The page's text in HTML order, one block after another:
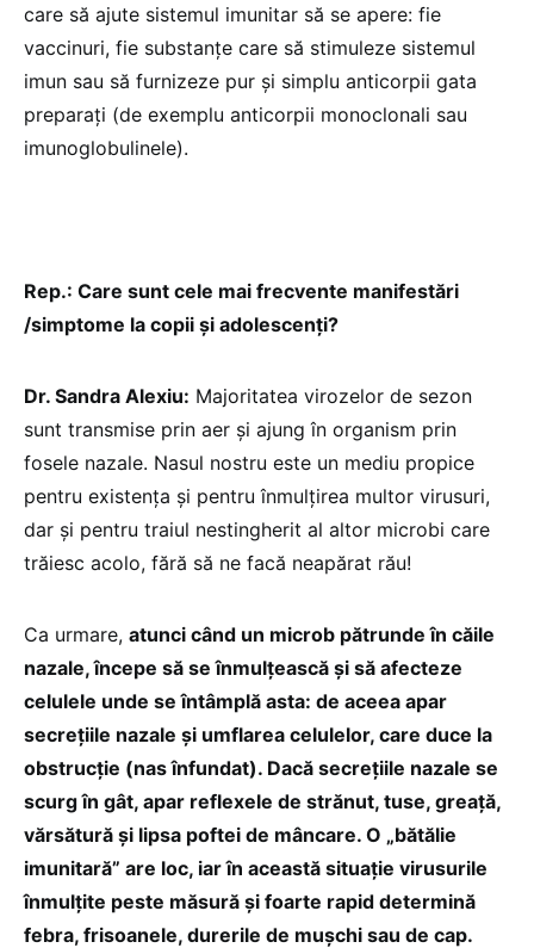
care să ajute sistemul imunitar să se apere: fie
vaccinuri, fie substanțe care să stimuleze sistemul
imun sau să furnizeze pur și simplu anticorpii gata
preparați (de exemplu anticorpii monoclonali sau
imunoglobulinele).
Rep.: Care sunt cele mai frecvente manifestări
/simptome la copii și adolescenți?
Dr. Sandra Alexiu: Majoritatea virozelor de sezon
sunt transmise prin aer și ajung în organism prin
fosele nazale. Nasul nostru este un mediu propice
pentru existența și pentru înmulțirea multor virusuri,
dar și pentru traiul nestingherit al altor microbi care
trăiesc acolo, fără să ne facă neapărat rău!
Ca urmare, atunci când un microb pătrunde în căile
nazale, începe să se înmulțească și să afecteze
celulele unde se întâmplă asta: de aceea apar
secrețiile nazale și umflarea celulelor, care duce la
obstrucție (nas înfundat). Dacă secrețiile nazale se
scurg în gât, apar reflexele de strănut, tuse, greață,
vărsătură și lipsa poftei de mâncare. O „bătălie
imunitară” are loc, iar în această situație virusurile
înmulțite peste măsură și foarte rapid determină
febra, frisoanele, durerile de mușchi sau de cap.